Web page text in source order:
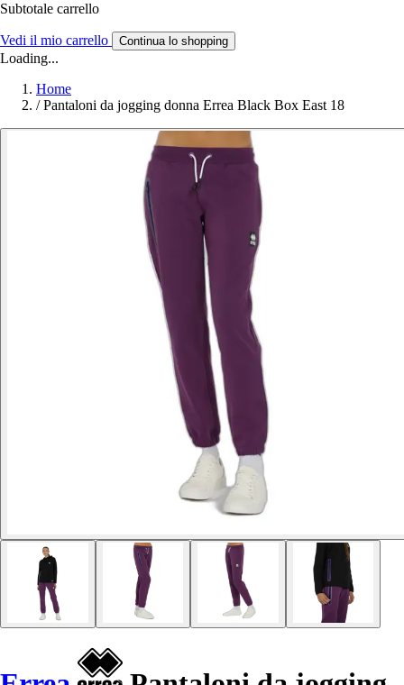
Subtotale carrello
Vedi il mio carrello Continua lo shopping
Loading...
Home
/ Pantaloni da jogging donna Errea Black Box East 18